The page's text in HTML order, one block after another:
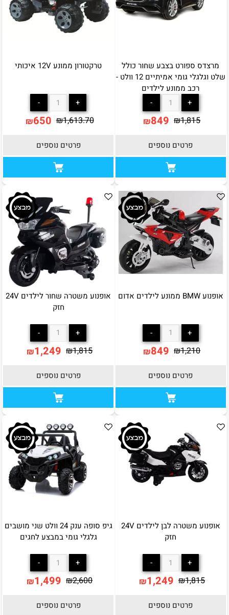
מרצדס ספורט בצבע שחור כולל
שלט וגלגלי גומי אמיתיים 12 וולט -
רכב ממונע לילדים
₪1,815
₪849
פרטים נוספים
טרקטורון ממונע 12V איכותי
₪1,613.70
₪650
פרטים נוספים
אופנוע BMW ממונע לילדים אדום
₪1,210
₪849
פרטים נוספים
אופנוע משטרה שחור לילדים 24V
חזק
₪1,815
₪1,249
פרטים נוספים
אופנוע משטרה לבן לילדים 24V
חזק
₪1,815
₪1,249
פרטים נוספים
גיפ סופה ענק 24 וולט שני מושבים
גלגלי גומי במבצע לחגים
₪2,600
₪1,499
פרטים נוספים